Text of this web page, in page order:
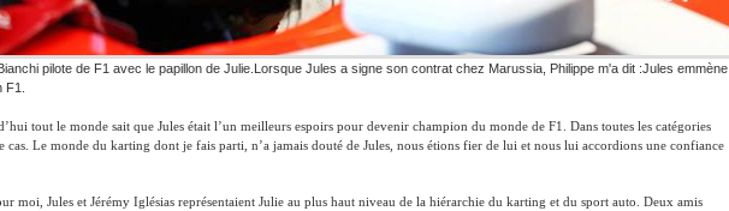
pilote de F1 avec le papillon de Julie.Lorsque Jules a signe son contrat chez Marussia, Philippe m'a dit :Jules emmène
F1.
tout le monde sait que Jules était l’un meilleurs espoirs pour devenir champion du monde de F1. Dans toutes les catégories
cas. Le monde du karting dont je fais parti, n’a jamais douté de Jules, nous étions fier de lui et nous lui accordions une confiance
moi, Jules et Jérémy Iglésias représentaient Julie au plus haut niveau de la hiérarchie du karting et du sport auto. Deux amis